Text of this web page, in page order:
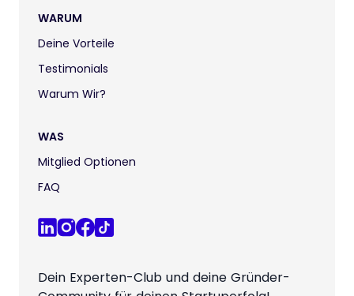
WARUM
Deine Vorteile
Testimonials
Warum Wir?
WAS
Mitglied Optionen
FAQ
Dein Experten-Club und deine Gründer-